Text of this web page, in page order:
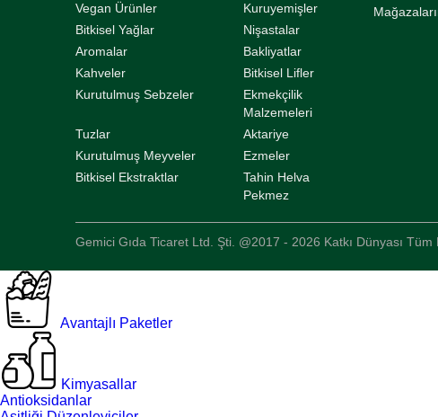
Vegan Ürünler
Kuruyemişler
Bitkisel Yağlar
Nişastalar
Aromalar
Bakliyatlar
Kahveler
Bitkisel Lifler
Kurutulmuş Sebzeler
Ekmekçilik
Malzemeleri
Tuzlar
Aktariye
Kurutulmuş Meyveler
Ezmeler
Bitkisel Ekstraktlar
Tahin Helva
Pekmez
Gemici Gıda Ticaret Ltd. Şti. @2017 - 2026 Katkı Dünyası Tüm
Avantajlı Paketler
Kimyasallar
Antioksidanlar